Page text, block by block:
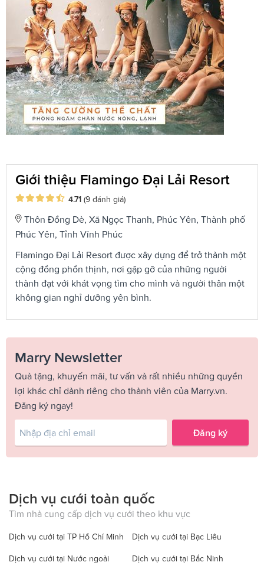
Giới thiệu Flamingo Đại Lải Resort
4.71 (9 đánh giá)
Thôn Đồng Dè, Xã Ngọc Thanh, Phúc Yên, Thành phố
Phúc Yên, Tỉnh Vĩnh Phúc
Flamingo Đại Lải Resort được xây dựng để trở thành một
cộng đồng phồn thịnh, nơi gặp gỡ của những người
thành đạt với khát vọng tìm cho mình và người thân một
không gian nghỉ dưỡng yên bình.
Marry Newsletter
Quà tặng, khuyến mãi, tư vấn và rất nhiều những quyền
lợi khác chỉ dành riêng cho thành viên của Marry.vn.
Đăng ký ngay!
Đăng ký
Dịch vụ cưới toàn quốc
Tìm nhà cung cấp dịch vụ cưới theo khu vực
Dịch vụ cưới tại TP Hồ Chí Minh Dịch vụ cưới tại Bạc Liêu
Dịch vụ cưới tại Nước ngoài Dịch vụ cưới tại Bắc Ninh